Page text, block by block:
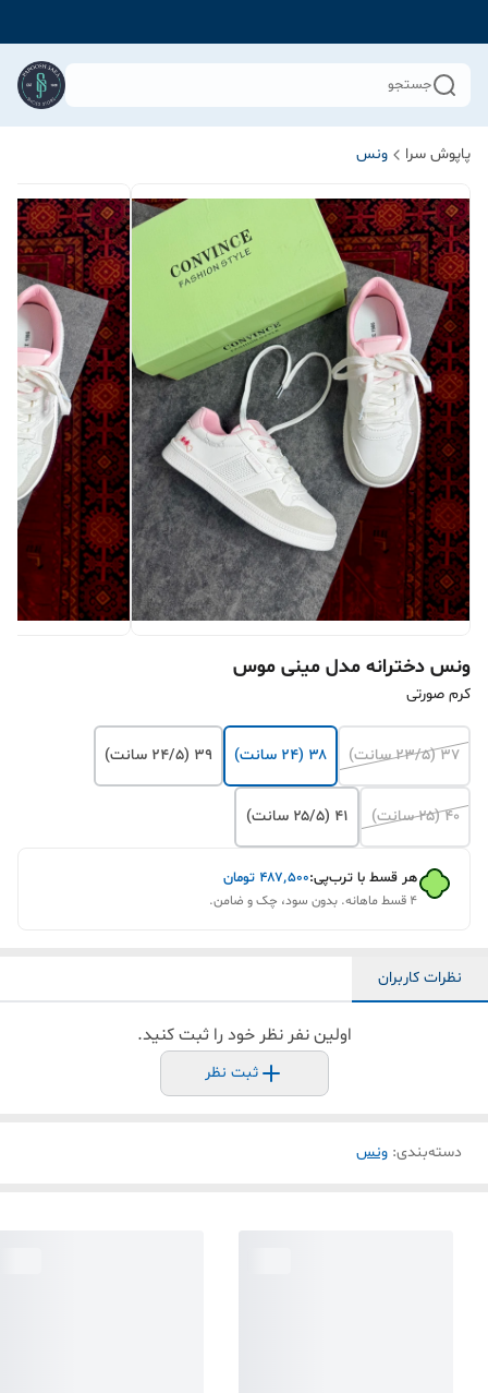
جستجو
پاپوش سرا ونس
ونس دخترانه مدل مینی موس
کرم صورتی
۳۷ (۲۳/۵ سانت) ۳۸ (۲۴ سانت) ۳۹ (۲۴/۵ سانت)
۴۰ (۲۵ سانت) ۴۱ (۲۵/۵ سانت)
هر قسط با ترب‌پی:۴۸۷٬۵۰۰ تومان
۴ قسط ماهانه. بدون سود، چک و ضامن.
نظرات کاربران
اولین نفر نظر خود را ثبت کنید.
ثبت نظر
دسته‌بندی: ونس